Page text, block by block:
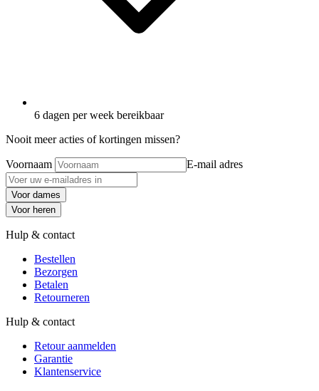
6 dagen per week bereikbaar
Nooit meer acties of kortingen missen?
Voornaam E-mail adres
Voor dames
Voor heren
Hulp & contact
Bestellen
Bezorgen
Betalen
Retourneren
Hulp & contact
Retour aanmelden
Garantie
Klantenservice